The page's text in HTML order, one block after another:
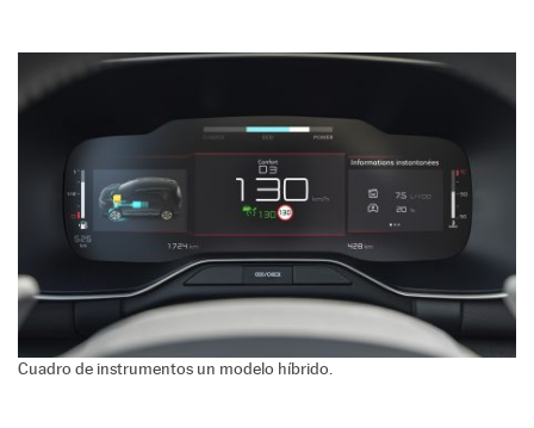
Cuadro de instrumentos un modelo híbrido.